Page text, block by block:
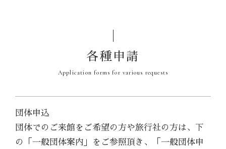
各種申請
Application forms for various requests
団体申込
団体でのご来館をご希望の方や旅行社の方は、下
の「一般団体案内」をご参照頂き、「一般団体申